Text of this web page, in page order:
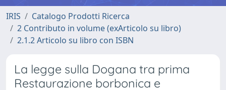
IRIS
Catalogo Prodotti Ricerca
2 Contributo in volume (exArticolo su libro)
2.1.2 Articolo su libro con ISBN
La legge sulla Dogana tra prima
Restaurazione borbonica e